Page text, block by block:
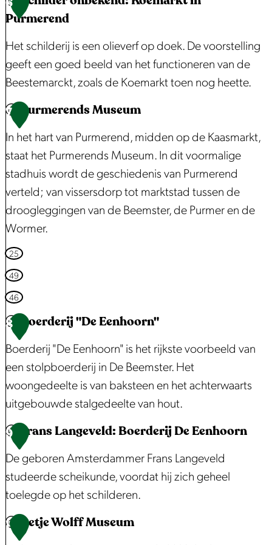
K
o
k
e
r
N
c
k
e
r
m
o
l
e
n
Purmerend
Het schilderij is een olieverf op doek. De voorstelling
geeft een goed beeld van het functioneren van de
Beestemarckt, zoals de Koemarkt toen nog heette.
S
h
i
l
d
e
r
o
n
b
k
e
n
d
:
o
e
m
a
k
7 Purmerends Museum
In het hart van Purmerend, midden op de Kaasmarkt,
staat het Purmerends Museum. In dit voormalige
stadhuis wordt de geschiedenis van Purmerend
verteld; van vissersdorp tot marktstad tussen de
droogleggingen van de Beemster, de Purmer en de
Wormer.
P
u
r
e
r
e
n
d
M
u
s
e
m
25
49
46
8 Boerderij "De Eenhoorn"
Boerderij "De Eenhoorn" is het rijkste voorbeeld van
een stolpboerderij in De Beemster. Het
woongedeelte is van baksteen en het achterwaarts
uitgebouwde stalgedeelte van hout.
B
e
r
d
e
9 Frans Langeveld: Boerderij De Eenhoorn
De geboren Amsterdammer Frans Langeveld
studeerde scheikunde, voordat hij zich geheel
toelegde op het schilderen.
F
1
Betje Wolff Museum